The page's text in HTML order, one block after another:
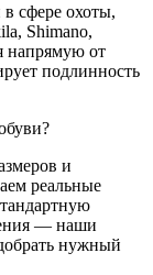
сфере охоты,
Shimano,
напрямую от
подлинность
и
реальные
— наши
нужный